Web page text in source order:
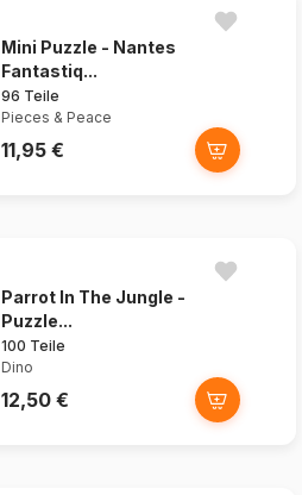
Mini Puzzle - Nantes
Fantastiq...
96 Teile
Pieces & Peace
11,95 €
Parrot In The Jungle -
Puzzle...
100 Teile
Dino
12,50 €